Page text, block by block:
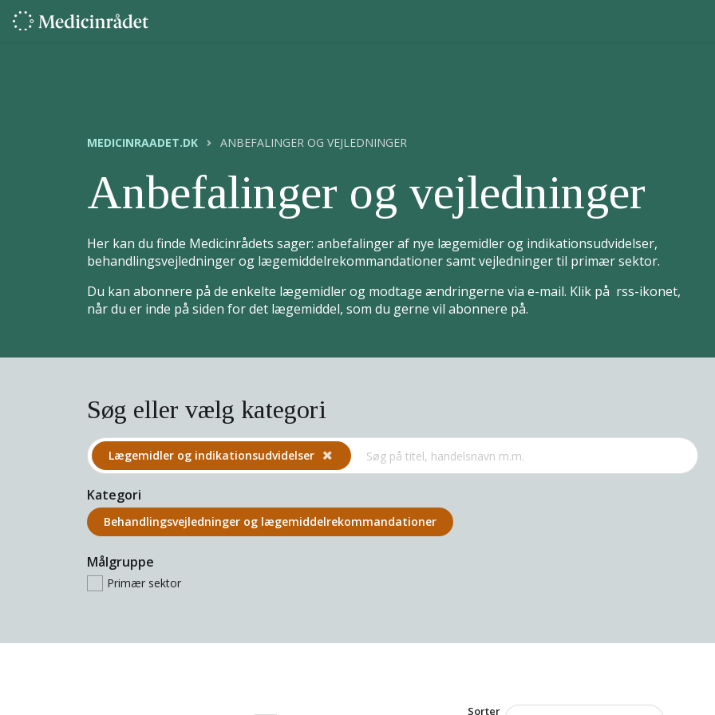
MEDICINRAADET.DK ANBEFALINGER OG VEJLEDNINGER
Anbefalinger og vejledninger
Her kan du finde Medicinrådets sager: anbefalinger af nye lægemidler og indikationsudvidelser,
behandlingsvejledninger og lægemiddelrekommandationer samt vejledninger til primær sektor.
Du kan abonnere på de enkelte lægemidler og modtage ændringerne via e-mail. Klik på rss-ikonet,
når du er inde på siden for det lægemiddel, som du gerne vil abonnere på.
Søg eller vælg kategori
Lægemidler og indikations­udvidelser
Kategori
Behandlings­vejledninger og lægemiddel­rekomman­dationer
Målgruppe
Primær sektor
Sorter